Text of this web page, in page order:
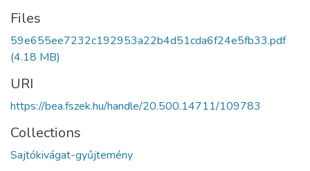
Files
59e655ee7232c192953a22b4d51cda6f24e5fb33.pdf
(4.18 MB)
URI
https://bea.fszek.hu/handle/20.500.14711/109783
Collections
Sajtókivágat-gyűjtemény